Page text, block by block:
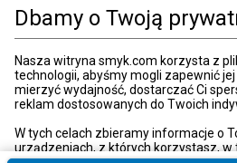
Dbamy o Twoją
Nasza witryna smyk.com korzysta z
technologii, abyśmy mogli zapewnić jej
mierzyć wydajność, dostarczać Ci
reklam dostosowanych do Twoich
W tych celach zbieramy informacje o
urządzeniach, z których korzystasz,
produktach i usługach oraz
przez SMYK sp. z o.o., za
W każdej chwili możesz z łatwością
więcej
Kraj i język:Polska (Poland)